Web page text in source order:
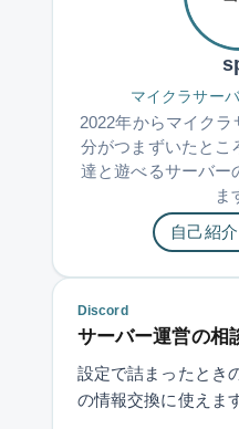
マイクラサー
2022年からマイク
分がつまずいたとこ
達と遊べるサーバー
ま
自己紹
Discord
サーバー運営の相
設定で詰まったとき
の情報交換に使えま